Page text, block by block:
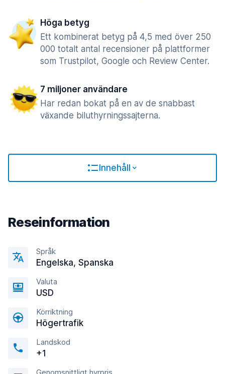
Höga betyg
Ett kombinerat betyg på 4,5 med över 250
000 totalt antal recensioner på plattformer
som Trustpilot, Google och Review Center.
7 miljoner användare
Har redan bokat på en av de snabbast
växande biluthyrningssajterna.
Innehåll
Reseinformation
Språk
Engelska, Spanska
Valuta
USD
Körriktning
Högertrafik
Landskod
+1